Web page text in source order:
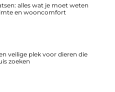
alles wat je moet weten
en wooncomfort
veilige plek voor dieren die
zoeken